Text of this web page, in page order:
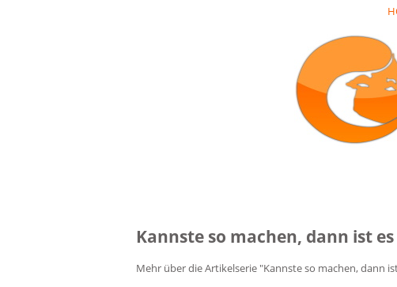
Kannste so machen, dann ist
Mehr über die Artikelserie "Kannste so machen, dann